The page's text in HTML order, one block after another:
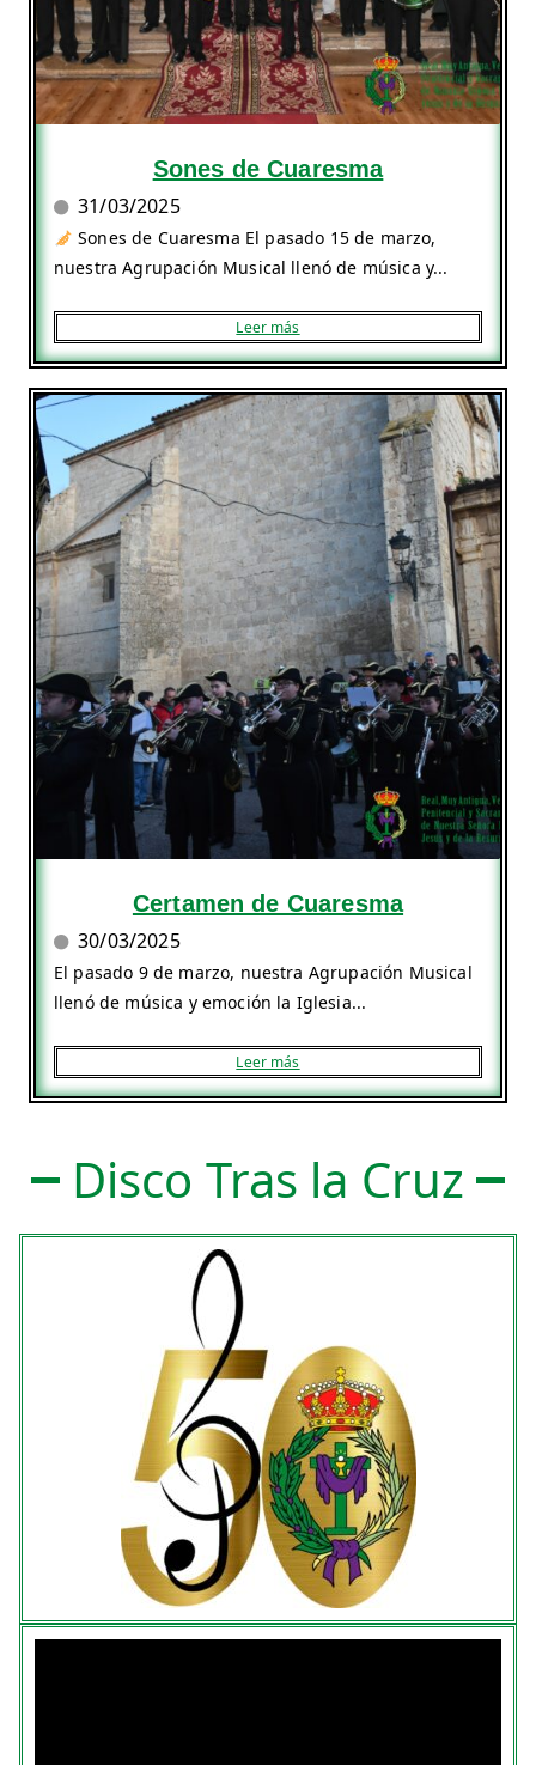
Sones de Cuaresma
31/03/2025
Sones de Cuaresma El pasado 15 de marzo,
nuestra Agrupación Musical llenó de música y...
Leer más
Certamen de Cuaresma
30/03/2025
El pasado 9 de marzo, nuestra Agrupación Musical
llenó de música y emoción la Iglesia...
Leer más
Disco Tras la Cruz